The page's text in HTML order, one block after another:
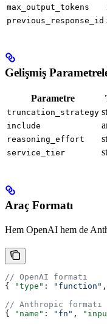
max_output_tokens
previous_response_id
Gelişmiş
Parametre
truncation_strategy
include
reasoning_effort
service_tier
Araç Formatı
Hem OpenAI hem de
// OpenAI formatı
{
"type" : "function" ,
// Anthropic formatı
{
"name" : "fn" ,